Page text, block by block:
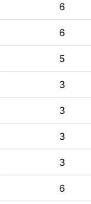
6
6
5
3
3
3
3
6